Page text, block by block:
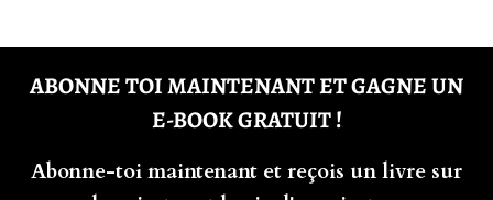
ABONNE TOI MAINTENANT ET GAGNE UN
E-BOOK GRATUIT !
Abonne-toi maintenant et reçois un livre sur